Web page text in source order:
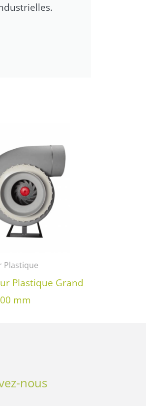
Plastique
Plastique Grand
mm
nous